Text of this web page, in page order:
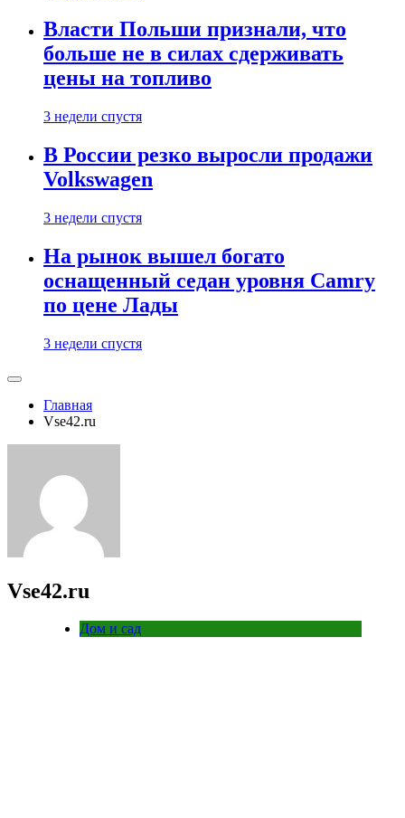
Власти Польши признали, что
больше не в силах сдерживать
цены на топливо
3 недели спустя
В России резко выросли продажи
Volkswagen
3 недели спустя
На рынок вышел богато
оснащенный седан уровня Camry
по цене Лады
3 недели спустя
Главная
Vse42.ru
Vse42.ru
Дом и сад